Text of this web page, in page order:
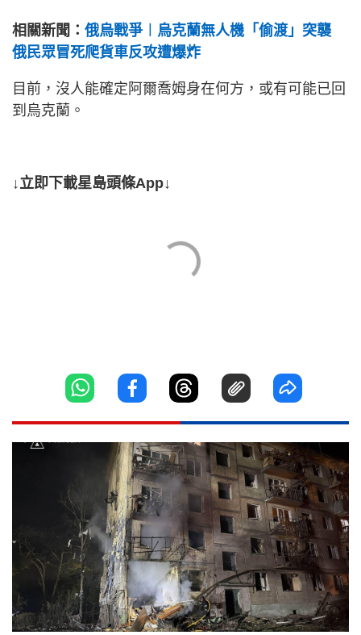
相關新聞： 俄烏戰爭︱烏克蘭無人機「偷渡」突襲
俄民眾冒死爬貨車反攻遭爆炸
目前，沒人能確定阿爾喬姆身在何方，或有可能已回
到烏克蘭。
↓立即下載星島頭條App↓